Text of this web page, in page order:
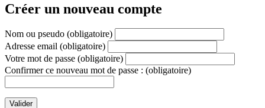
Créer un nouveau compte
Nom ou pseudo (obligatoire)
Adresse email (obligatoire)
Votre mot de passe (obligatoire)
Confirmer ce nouveau mot de passe : (obligatoire)